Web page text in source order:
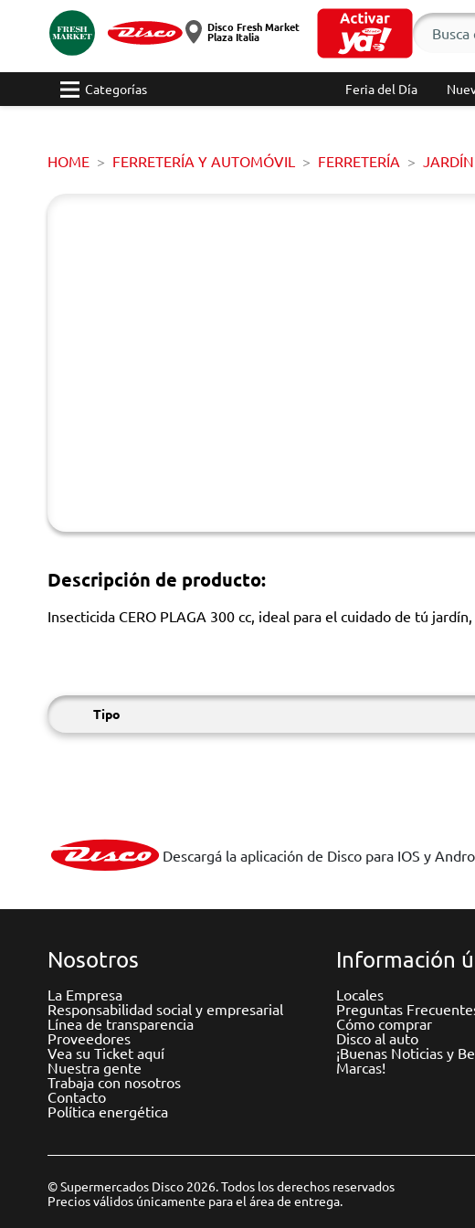
Disco Fresh Market
Plaza Italia
Categorías Feria del Día
HOME FERRETERÍA Y AUTOMÓVIL FERRETERÍA JARDÍN
Descripción de producto:
Insecticida CERO PLAGA 300 cc, ideal para el cuidado de tú
Tipo
Descargá la aplicación de Disco para IOS y
Nosotros
La Empresa
Responsabilidad social y empresarial
Línea de transparencia
Proveedores
Vea su Ticket aquí
Nuestra gente
Trabaja con nosotros
Contacto
Política energética
Información
Locales
Preguntas
Cómo comprar
Disco al auto
¡Buenas Noticias y
Marcas!
© Supermercados Disco 2026. Todos los derechos reservados
Precios válidos únicamente para el área de entrega.